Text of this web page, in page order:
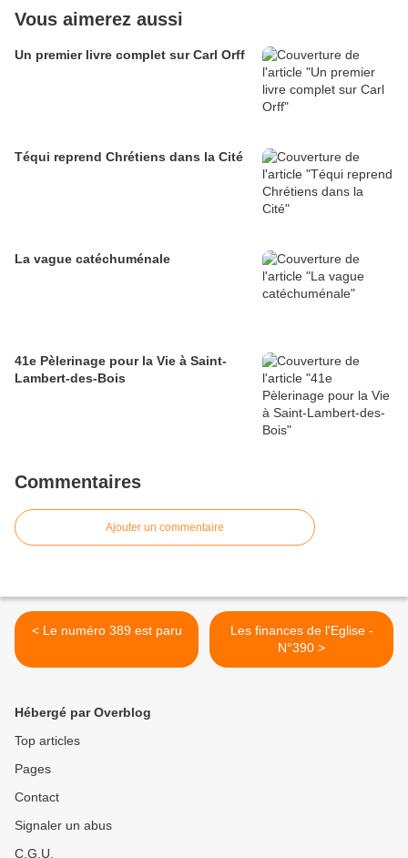
Vous aimerez aussi
Un premier livre complet sur Carl Orff
Téqui reprend Chrétiens dans la Cité
La vague catéchuménale
41e Pèlerinage pour la Vie à Saint-
Lambert-des-Bois
Commentaires
Ajouter un commentaire
< Le numéro 389 est paru
Les finances de l'Eglise -
N°390 >
Hébergé par Overblog
Top articles
Pages
Contact
Signaler un abus
C.G.U.